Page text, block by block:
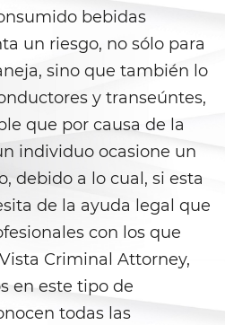
Arma de Fuego
y Huir
con una Licencia
un Oficial de Policía
Vehicular
bebidas
un riesgo, no sólo para
sino que también lo
y transeúntes,
que por causa de la
individuo ocasione un
debido a lo cual, si esta
de la ayuda legal que
con los que
Criminal Attorney,
en este tipo de
todas las